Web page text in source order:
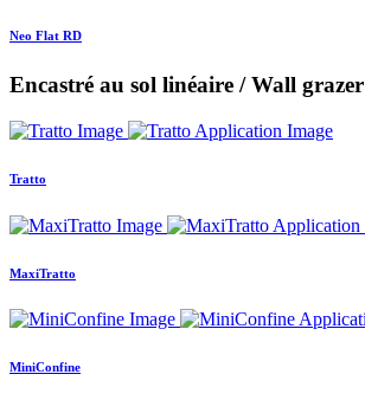
Neo Flat RD
Encastré au sol linéaire / Wall grazer
Tratto
MaxiTratto
MiniConfine